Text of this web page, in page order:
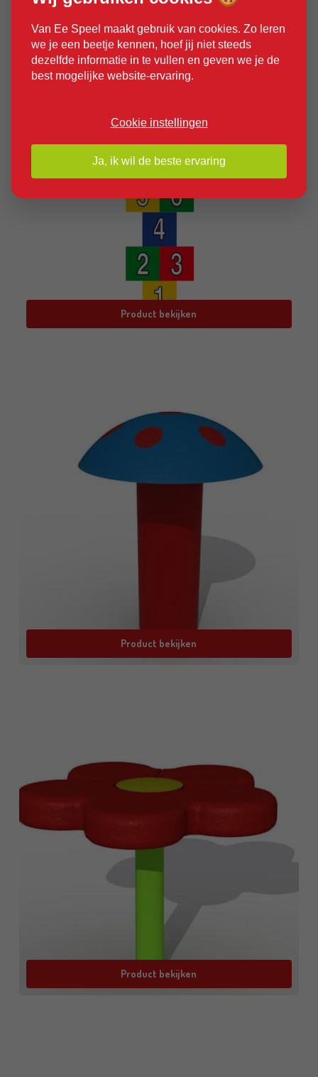
Product bekijken
Product bekijken
Product bekijken
Van Ee Speel maakt gebruik van cookies. Zo leren
we je een beetje kennen, hoef jij niet steeds
dezelfde informatie in te vullen en geven we je de
best mogelijke website-ervaring.
Cookie instellingen
Ja, ik wil de beste ervaring